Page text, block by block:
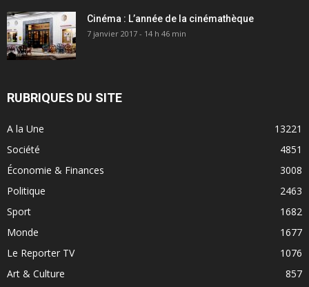
Cinéma : L’année de la cinémathèque
7 janvier 2017 - 14 h 46 min
RUBRIQUES DU SITE
A la Une
13221
Société
4851
Économie & Finances
3008
Politique
2463
Sport
1682
Monde
1677
Le Reporter TV
1076
Art & Culture
857